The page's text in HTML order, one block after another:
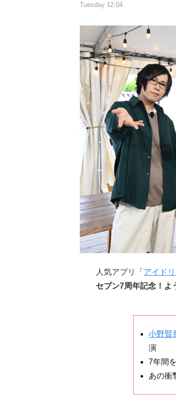
Tuesday 12:04
人気アプリ「 アイド
セブン7周年記念！
小野賢
演
7年間
あの衝